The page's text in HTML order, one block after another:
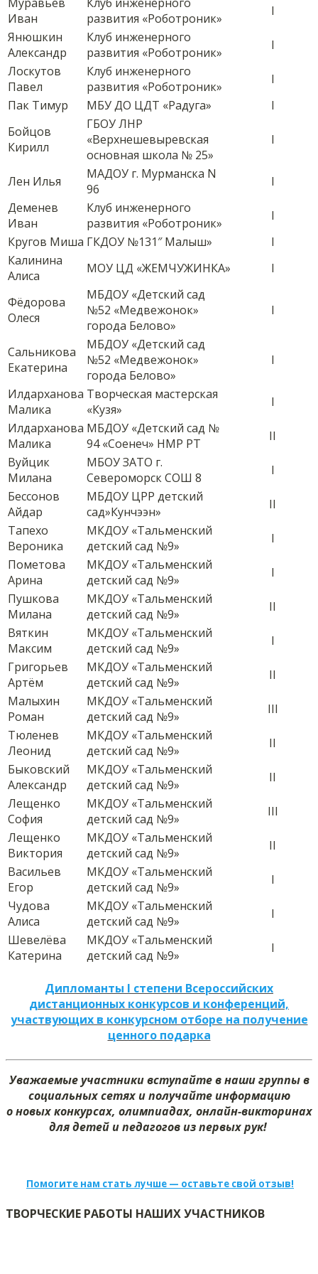
Иван
развития «Роботроник»
I
Янюшкин
Александр
Клуб инженерного
развития «Роботроник»
I
Лоскутов
Павел
Клуб инженерного
развития «Роботроник»
I
Пак Тимур
МБУ ДО ЦДТ «Радуга»
I
Бойцов
Кирилл
ГБОУ ЛНР
«Верхнешевыревская
основная школа № 25»
I
Лен Илья
МАДОУ г. Мурманска N
96
I
Деменев
Иван
Клуб инженерного
развития «Роботроник»
I
Кругов Миша ГКДОУ №131″ Малыш»
I
Калинина
Алиса
МОУ ЦД «ЖЕМЧУЖИНКА» I
Фёдорова
Олеся
МБДОУ «Детский сад
№52 «Медвежонок»
города Белово»
I
Сальникова
Екатерина
МБДОУ «Детский сад
№52 «Медвежонок»
города Белово»
I
Илдарханова
Малика
Творческая мастерская
«Кузя»
I
Илдарханова
Малика
МБДОУ «Детский сад №
94 «Соенеч» НМР РТ
II
Вуйцик
Милана
МБОУ ЗАТО г.
Североморск СОШ 8
I
Бессонов
Айдар
МБДОУ ЦРР детский
сад»Кунчээн»
II
Тапехо
Вероника
МКДОУ «Тальменский
детский сад №9»
I
Пометова
Арина
МКДОУ «Тальменский
детский сад №9»
I
Пушкова
Милана
МКДОУ «Тальменский
детский сад №9»
II
Вяткин
Максим
МКДОУ «Тальменский
детский сад №9»
I
Григорьев
Артём
МКДОУ «Тальменский
детский сад №9»
II
Малыхин
Роман
МКДОУ «Тальменский
детский сад №9»
III
Тюленев
Леонид
МКДОУ «Тальменский
детский сад №9»
II
Быковский
Александр
МКДОУ «Тальменский
детский сад №9»
II
Лещенко
София
МКДОУ «Тальменский
детский сад №9»
III
Лещенко
Виктория
МКДОУ «Тальменский
детский сад №9»
II
Васильев
Егор
МКДОУ «Тальменский
детский сад №9»
I
Чудова
Алиса
МКДОУ «Тальменский
детский сад №9»
I
Шевелёва
Катерина
МКДОУ «Тальменский
детский сад №9»
I
Дипломанты I степени Всероссийских
дистанционных конкурсов и конференций,
участвующих в конкурсном отборе на получение
ценного подарка
Уважаемые участники вступайте в наши группы в
социальных сетях и получайте информацию
о новых конкурсах, олимпиадах, онлайн-викторинах
для детей и педагогов из первых рук!
Помогите нам стать лучше — оставьте свой отзыв!
ТВОРЧЕСКИЕ РАБОТЫ НАШИХ УЧАСТНИКОВ